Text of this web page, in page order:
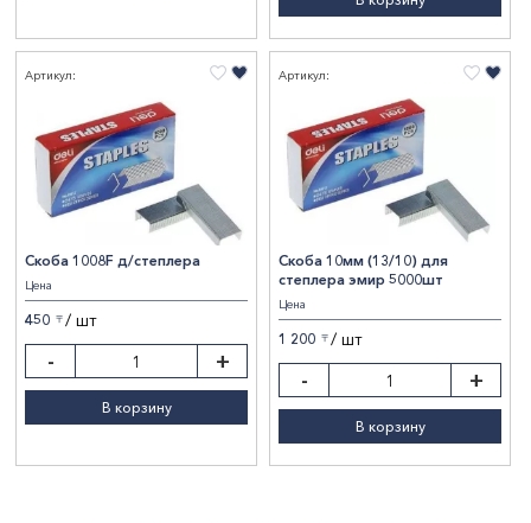
Артикул:
Скоба 1008F д/степлера
Цена
450 〒 / шт
- +
В корзину
Артикул:
Скоба 10мм (13/10) для
степлера эмир 5000шт
Цена
1 200 〒 / шт
- +
В корзину